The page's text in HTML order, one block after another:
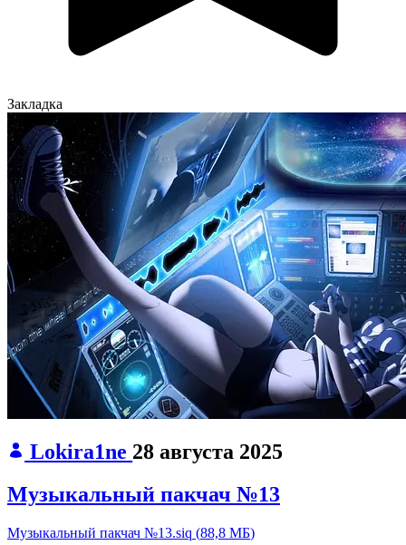
Закладка
Lokira1ne 28 августа 2025
Музыкальный пакчач №13
Музыкальный пакчач №13.siq (88,8 МБ)